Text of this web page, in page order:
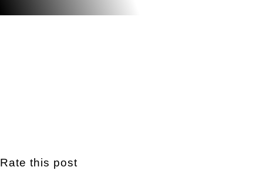
Rate this post